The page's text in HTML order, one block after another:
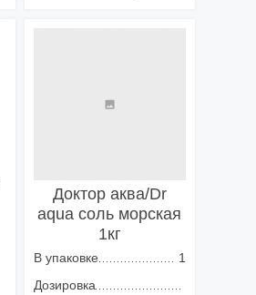
Доктор аква/Dr
aqua соль морская
1кг
В упаковке
1
Дозировка